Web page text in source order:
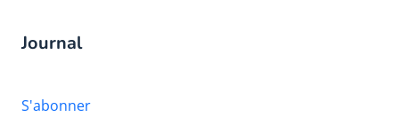
Journal
S'abonner